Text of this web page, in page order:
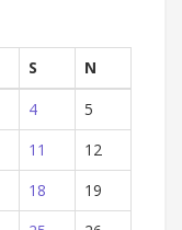
S
N
4
5
11
12
18
19